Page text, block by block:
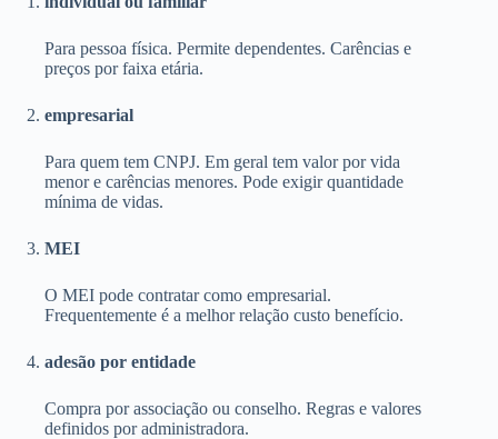
Para pessoa física. Permite dependentes. Carências e
preços por faixa etária.
empresarial
Para quem tem CNPJ. Em geral tem valor por vida
menor e carências menores. Pode exigir quantidade
mínima de vidas.
MEI
O MEI pode contratar como empresarial.
Frequentemente é a melhor relação custo benefício.
adesão por entidade
Compra por associação ou conselho. Regras e valores
definidos por administradora.